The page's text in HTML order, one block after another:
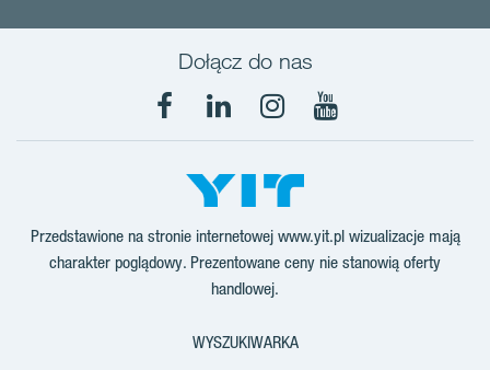
Dołącz do nas
Facebook
LinkedInInstagram
YouTube
Przedstawione na stronie internetowej www.yit.pl wizualizacje mają
charakter poglądowy. Prezentowane ceny nie stanowią oferty
handlowej.
WYSZUKIWARKA